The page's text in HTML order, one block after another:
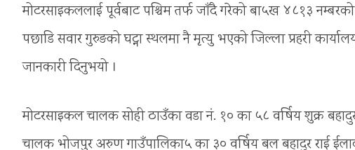
मोटरसाइकललाई पूर्वबाट पश्चिम तर्फ जाँदै गरेको बा५ख ४८१३
पछाडि सवार गुरुङको घट्ना स्थलमा नै मृत्यु भएको जिल्ला प्रहरी
जानकारी दिनुभयो ।
मोटरसाइकल चालक सोही ठाउँका वडा नं. १० का ५८ वर्षिय शुक्र
चालक भोजपुर अरुण गाउँपालिका५ का ३० वर्षिय बल बहादुर राई